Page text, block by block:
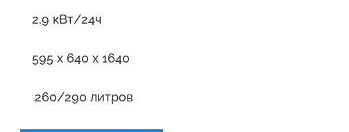
2,9 кВт/24ч
595 x 640 x 1640
260/290 литров